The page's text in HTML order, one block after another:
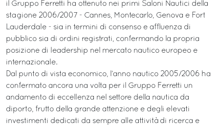
il Gruppo Ferretti ha ottenuto nei primi Saloni Nautici della
stagione 2006/2007 - Cannes, Montecarlo, Genova e Fort
Lauderdale - sia in termini di consenso e affluenza di
pubblico sia di ordini registrati, confermando la propria
posizione di leadership nel mercato nautico europeo e
internazionale.
Dal punto di vista economico, l’anno nautico 2005/2006 ha
confermato ancora una volta per il Gruppo Ferretti un
andamento di eccellenza nel settore della nautica da
diporto, frutto della grande attenzione e degli elevati
investimenti dedicati da sempre alle attività di ricerca e